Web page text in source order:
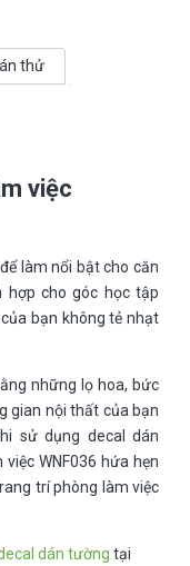
thử
việc
làm nổi bật cho căn
hợp cho góc học tập
bạn không tẻ nhạt
những lọ hoa, bức
gian nội thất của bạn
sử dụng decal dán
WNF036 hứa hẹn
trí phòng làm việc
dán tường tại